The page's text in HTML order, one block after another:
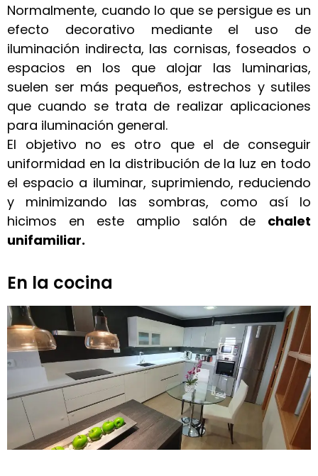
Normalmente, cuando lo que se persigue es un
efecto decorativo mediante el uso de
iluminación indirecta, las cornisas, foseados o
espacios en los que alojar las luminarias,
suelen ser más pequeños, estrechos y sutiles
que cuando se trata de realizar aplicaciones
para iluminación general.
El objetivo no es otro que el de conseguir
uniformidad en la distribución de la luz en todo
el espacio a iluminar, suprimiendo, reduciendo
y minimizando las sombras, como así lo
hicimos en este amplio salón de chalet
unifamiliar.
En la cocina